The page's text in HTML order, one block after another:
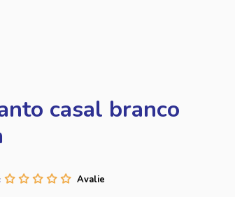
casal branco